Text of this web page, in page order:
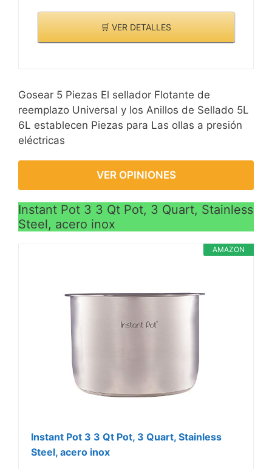
🛒 VER DETALLES
Gosear 5 Piezas El sellador Flotante de
reemplazo Universal y los Anillos de Sellado 5L
6L establecen Piezas para Las ollas a presión
eléctricas
VER OPINIONES
Instant Pot 3 3 Qt Pot, 3 Quart, Stainless
Steel, acero inox
AMAZON
Instant Pot 3 3 Qt Pot, 3 Quart, Stainless
Steel, acero inox